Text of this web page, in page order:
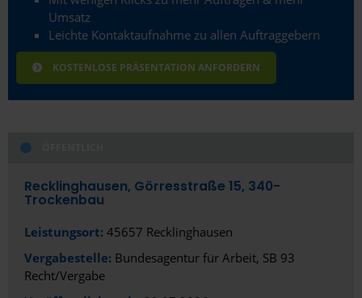
Umsatz
Leichte Kontaktaufnahme zu allen Auftraggebern
KOSTENLOSE PRÄSENTATION ANFORDERN
Recklinghausen, Görresstraße 15, 340-
Trockenbau
Leistungsort: 45657 Recklinghausen
Vergabestelle: Bundesagentur für Arbeit, SB 93
Recht/Vergabe